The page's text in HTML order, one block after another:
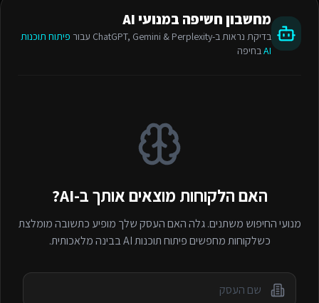
מחשבון חשיפה במנועי AI
בדיקת נראות ב-ChatGPT, Gemini & Perplexity עבור
פיתוח תוכנות
AIבחיפה
האם הלקוחות מוצאים אותך ב-AI?
מנועי החיפוש משתנים. גלה האם העסק שלך מופיע כתשובה מומלצת
כשלקוחות מחפשיםפיתוח תוכנות AI בבינה מלאכותית.